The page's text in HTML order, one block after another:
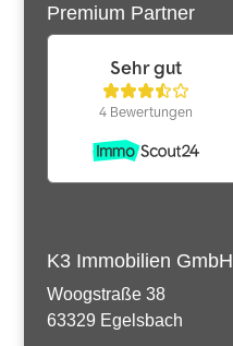
Premium Partner
K3 Immobilien GmbH
Woogstraße 38
63329 Egelsbach